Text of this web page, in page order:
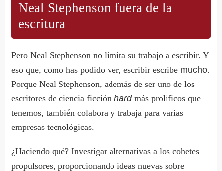
Neal Stephenson fuera de la
escritura
Pero Neal Stephenson no limita su trabajo a escribir. Y
eso que, como has podido ver, escribir escribe mucho.
Porque Neal Stephenson, además de ser uno de los
escritores de ciencia ficciónhardmás prolíficos que
tenemos, también colabora y trabaja para varias
empresas tecnológicas.
¿Haciendo qué? Investigar alternativas a los cohetes
propulsores, proporcionando ideas nuevas sobre